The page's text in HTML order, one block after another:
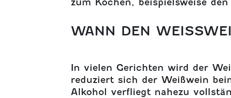
WANN DEN
In vielen Gerichten wird der
reduziert sich der Weißwein
Alkohol verfliegt nahezu